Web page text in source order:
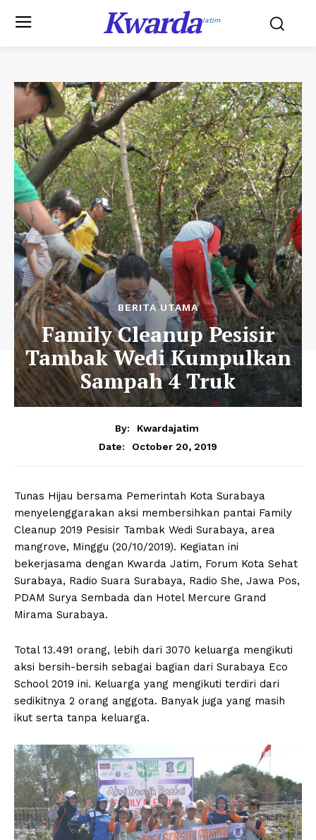
KwardaJatim
BERITA UTAMA
Family Cleanup Pesisir
Tambak Wedi Kumpulkan
Sampah 4 Truk
By:
Kwardajatim
Date:
October 20, 2019
Tunas Hijau bersama Pemerintah Kota Surabaya
menyelenggarakan aksi membersihkan pantai Family
Cleanup 2019 Pesisir Tambak Wedi Surabaya, area
mangrove, Minggu (20/10/2019). Kegiatan ini
bekerjasama dengan Kwarda Jatim, Forum Kota Sehat
Surabaya, Radio Suara Surabaya, Radio She, Jawa Pos,
PDAM Surya Sembada dan Hotel Mercure Grand
Mirama Surabaya.
Total 13.491 orang, lebih dari 3070 keluarga mengikuti
aksi bersih-bersih sebagai bagian dari Surabaya Eco
School 2019 ini. Keluarga yang mengikuti terdiri dari
sedikitnya 2 orang anggota. Banyak juga yang masih
ikut serta tanpa keluarga.